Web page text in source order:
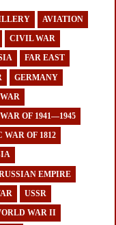
AVIATION
CIVIL WAR
FAR EAST
GERMANY
OF 1941—1945
WAR OF 1812
EMPIRE
USSR
WAR II